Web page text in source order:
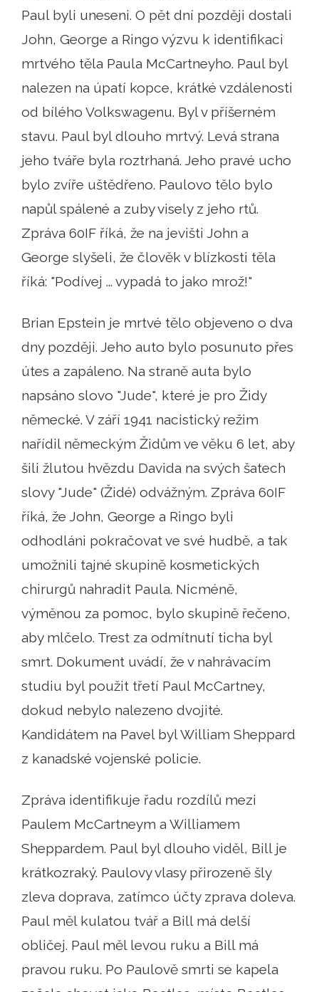
Paul byli uneseni. O pět dní později dostali
John, George a Ringo výzvu k identifikaci
mrtvého těla Paula McCartneyho. Paul byl
nalezen na úpatí kopce, krátké vzdálenosti
od bílého Volkswagenu. Byl v příšerném
stavu. Paul byl dlouho mrtvý. Levá strana
jeho tváře byla roztrhaná. Jeho pravé ucho
bylo zvíře uštědřeno. Paulovo tělo bylo
napůl spálené a zuby visely z jeho rtů.
Zpráva 60IF říká, že na jevišti John a
George slyšeli, že člověk v blízkosti těla
říká: "Podívej ... vypadá to jako mrož!"
Brian Epstein je mrtvé tělo objeveno o dva
dny později. Jeho auto bylo posunuto přes
útes a zapáleno. Na straně auta bylo
napsáno slovo "Jude", které je pro Židy
německé. V září 1941 nacistický režim
nařídil německým Židům ve věku 6 let, aby
šili žlutou hvězdu Davida na svých šatech
slovy "Jude" (Židé) odvážným. Zpráva 60IF
říká, že John, George a Ringo byli
odhodláni pokračovat ve své hudbě, a tak
umožnili tajné skupině kosmetických
chirurgů nahradit Paula. Nicméně,
výměnou za pomoc, bylo skupině řečeno,
aby mlčelo. Trest za odmítnutí ticha byl
smrt. Dokument uvádí, že v nahrávacím
studiu byl použit třetí Paul McCartney,
dokud nebylo nalezeno dvojité.
Kandidátem na Pavel byl William Sheppard
z kanadské vojenské policie.
Zpráva identifikuje řadu rozdílů mezi
Paulem McCartneym a Williamem
Sheppardem. Paul byl dlouho viděl, Bill je
krátkozraký. Paulovy vlasy přirozeně šly
zleva doprava, zatímco účty zprava doleva.
Paul měl kulatou tvář a Bill má delší
obličej. Paul měl levou ruku a Bill má
pravou ruku. Po Paulově smrti se kapela